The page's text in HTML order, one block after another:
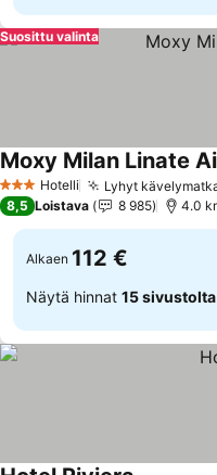
Suosittu valinta
3 Tähtiluokitus
Hotelli Lyhyt
Moxy Milan Linate
8,5 Loistava 8 985 4.0
Alkaen 112 €
Näytä hinnat 15 sivustolta